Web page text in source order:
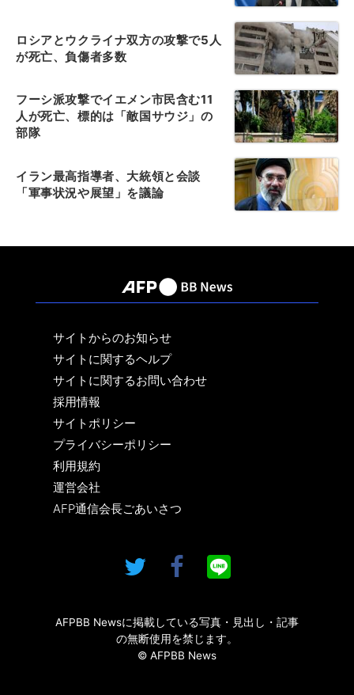
ロシアとウクライナ双方の攻撃で5人
が死亡、負傷者多数
フーシ派攻撃でイエメン市民含む11
人が死亡、標的は「敵国サウジ」の
部隊
イラン最高指導者、大統領と会談
「軍事状況や展望」を議論
サイトからのお知らせ
サイトに関するヘルプ
サイトに関するお問い合わせ
採用情報
サイトポリシー
プライバシーポリシー
利用規約
運営会社
AFP通信会長ごあいさつ
AFPBB Newsに掲載している写真・見出し・記事
の無断使用を禁じます。
© AFPBB News